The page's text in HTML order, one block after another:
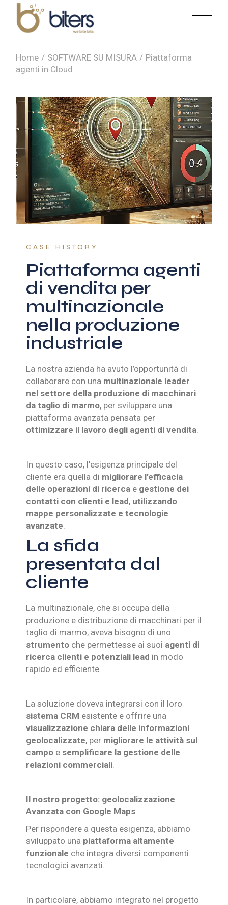
Home SOFTWARE SU MISURA
Piattaforma
agenti in Cloud
CASE HISTORY
Piattaforma agenti
di vendita per
multinazionale
nella produzione
industriale
La nostra azienda ha avuto l’opportunità di
collaborare con una multinazionale leader
nel settore della produzione di macchinari
da taglio di marmo, per sviluppare una
piattaforma avanzata pensata per
ottimizzare il lavoro degli agenti di vendita.
In questo caso, l’esigenza principale del
cliente era quella di migliorare l’efficacia
delle operazioni di ricerca e gestione dei
contatti con clienti e lead, utilizzando
mappe personalizzate e tecnologie
avanzate.
La sfida
presentata dal
cliente
La multinazionale, che si occupa della
produzione e distribuzione di macchinari per il
taglio di marmo, aveva bisogno di uno
strumento che permettesse ai suoi agenti di
ricerca clienti e potenziali lead in modo
rapido ed efficiente.
La soluzione doveva integrarsi con il loro
sistema CRM esistente e offrire una
visualizzazione chiara delle informazioni
geolocalizzate, per migliorare le attività sul
campo e semplificare la gestione delle
relazioni commerciali.
Il nostro progetto: geolocalizzazione
Avanzata con Google Maps
Per rispondere a questa esigenza, abbiamo
sviluppato una piattaforma altamente
funzionale che integra diversi componenti
tecnologici avanzati.
In particolare, abbiamo integrato nel progetto